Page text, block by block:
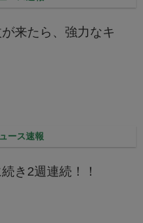
来たら、強力なキ
ース速報
き2週連続！！